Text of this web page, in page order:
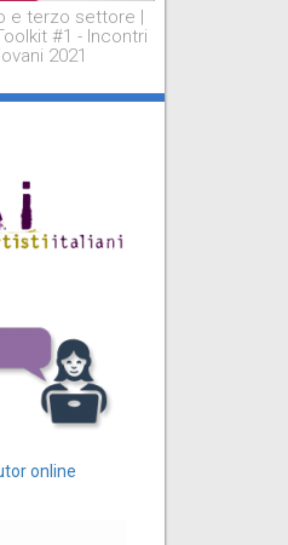
e terzo settore |
#1 - Incontri
2021
online